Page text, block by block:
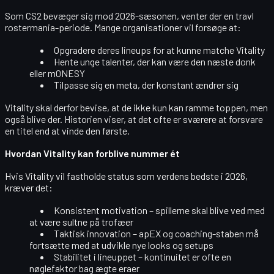
Som CS2 bevæger sig mod 2026-sæsonen, venter der en travl
rostermania-periode. Mange organisationer vil forsøge at:
Opgradere deres lineups for at kunne matche Vitality
Henteunge talenter, der kan være den næste donk
eller m0NESY
Tilpasse sig en meta, der konstant ændrer sig
Vitality skal derfor bevise, at de ikke kun kan ramme toppen, men
også blive der. Historien viser, at det ofte er sværere at forsvare
en titel end at vinde den første.
Hvordan Vitality kan forblive nummer ét
Hvis Vitality vil fastholde status som verdens bedste i 2026,
kræver det:
Konsistent motivation – spillerne skal blive ved med
at være sultne på trofæer
Taktisk innovation – apEX og coaching-staben må
fortsætte med at udvikle nye looks og setups
Stabilitet i lineuppet – kontinuitet er ofte en
nøglefaktor bag ægte eraer